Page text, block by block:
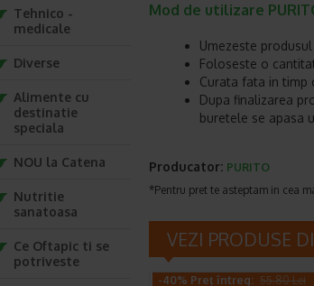
Mod de utilizare
Umezeste
Foloseste o
Curata fata in timp
Dupa finalizarea
buretele se apasa
Producator: PURITO
*Pentru pret te asteptam in cea
VEZI PRODUSE
-40% Preț întreg: 55.80 Lei
Tehnico -
medicale
Diverse
Alimente cu
destinatie
speciala
NOU la Catena
Nutritie
sanatoasa
Ce Oftapic ti se
potriveste